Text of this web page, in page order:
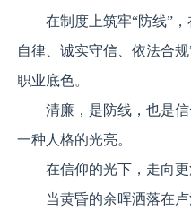
在制度上筑牢“防线”
自律、诚实守信、依法合
职业底色。
清廉，是防线，也是
一种人格的光亮。
在信仰的光下，走向
当黄昏的余晖洒落在